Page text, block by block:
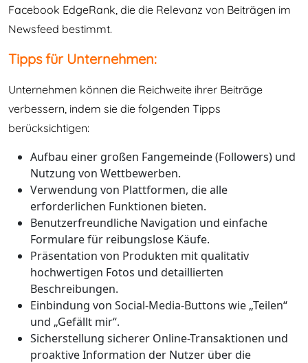
Facebook EdgeRank, die die Relevanz von Beiträgen im
Newsfeed bestimmt.
Tipps für Unternehmen:
Unternehmen können die Reichweite ihrer Beiträge
verbessern, indem sie die folgenden Tipps
berücksichtigen:
Aufbau einer großen Fangemeinde (Followers) und
Nutzung von Wettbewerben.
Verwendung von Plattformen, die alle
erforderlichen Funktionen bieten.
Benutzerfreundliche Navigation und einfache
Formulare für reibungslose Käufe.
Präsentation von Produkten mit qualitativ
hochwertigen Fotos und detaillierten
Beschreibungen.
Einbindung von Social-Media-Buttons wie „Teilen“
und „Gefällt mir“.
Sicherstellung sicherer Online-Transaktionen und
proaktive Information der Nutzer über die